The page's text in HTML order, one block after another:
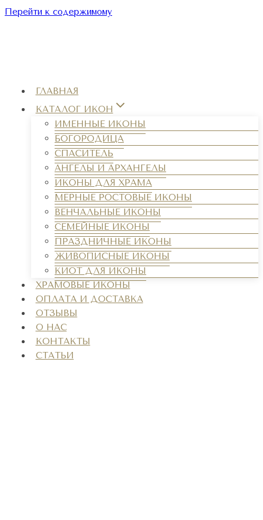
Перейти к содержимому
ГЛАВНАЯ
КАТАЛОГ ИКОН
ИМЕННЫЕ ИКОНЫ
БОГОРОДИЦА
СПАСИТЕЛЬ
АНГЕЛЫ И АРХАНГЕЛЫ
ИКОНЫ ДЛЯ ХРАМА
МЕРНЫЕ РОСТОВЫЕ ИКОНЫ
ВЕНЧАЛЬНЫЕ ИКОНЫ
СЕМЕЙНЫЕ ИКОНЫ
ПРАЗДНИЧНЫЕ ИКОНЫ
ЖИВОПИСНЫЕ ИКОНЫ
КИОТ ДЛЯ ИКОНЫ
ХРАМОВЫЕ ИКОНЫ
ОПЛАТА И ДОСТАВКА
ОТЗЫВЫ
О НАС
КОНТАКТЫ
СТАТЬИ